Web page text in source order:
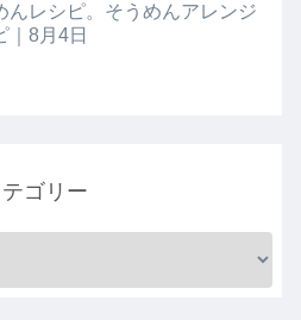
んレシピ。そうめんアレンジ
｜8月4日
ゴリー